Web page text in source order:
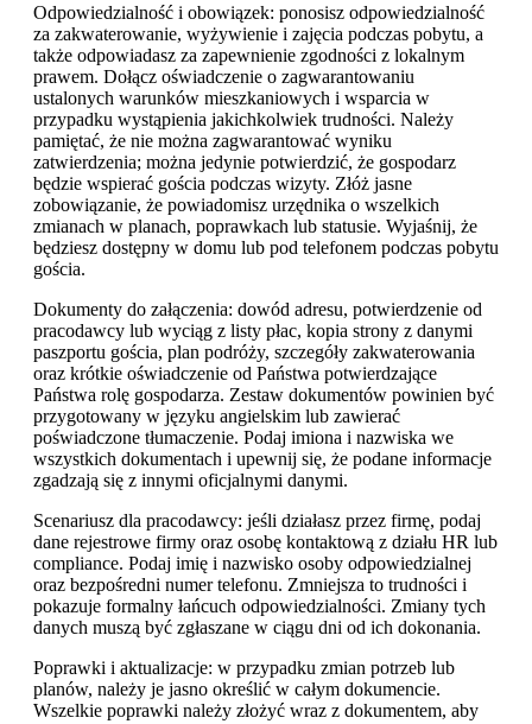
Odpowiedzialność i obowiązek: ponosisz odpowiedzialność
za zakwaterowanie, wyżywienie i zajęcia podczas pobytu, a
także odpowiadasz za zapewnienie zgodności z lokalnym
prawem. Dołącz oświadczenie o zagwarantowaniu
ustalonych warunków mieszkaniowych i wsparcia w
przypadku wystąpienia jakichkolwiek trudności. Należy
pamiętać, że nie można zagwarantować wyniku
zatwierdzenia; można jedynie potwierdzić, że gospodarz
będzie wspierać gościa podczas wizyty. Złóż jasne
zobowiązanie, że powiadomisz urzędnika o wszelkich
zmianach w planach, poprawkach lub statusie. Wyjaśnij, że
będziesz dostępny w domu lub pod telefonem podczas pobytu
gościa.
Dokumenty do załączenia: dowód adresu, potwierdzenie od
pracodawcy lub wyciąg z listy płac, kopia strony z danymi
paszportu gościa, plan podróży, szczegóły zakwaterowania
oraz krótkie oświadczenie od Państwa potwierdzające
Państwa rolę gospodarza. Zestaw dokumentów powinien być
przygotowany w języku angielskim lub zawierać
poświadczone tłumaczenie. Podaj imiona i nazwiska we
wszystkich dokumentach i upewnij się, że podane informacje
zgadzają się z innymi oficjalnymi danymi.
Scenariusz dla pracodawcy: jeśli działasz przez firmę, podaj
dane rejestrowe firmy oraz osobę kontaktową z działu HR lub
compliance. Podaj imię i nazwisko osoby odpowiedzialnej
oraz bezpośredni numer telefonu. Zmniejsza to trudności i
pokazuje formalny łańcuch odpowiedzialności. Zmiany tych
danych muszą być zgłaszane w ciągu dni od ich dokonania.
Poprawki i aktualizacje: w przypadku zmian potrzeb lub
planów, należy je jasno określić w całym dokumencie.
Wszelkie poprawki należy złożyć wraz z dokumentem, aby